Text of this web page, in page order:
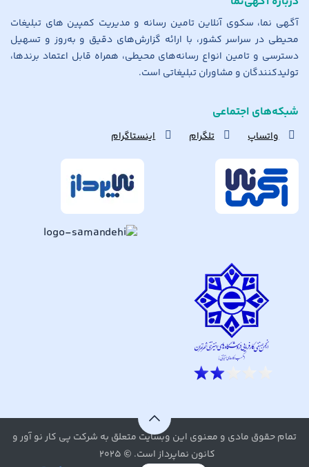
آگهی نما، سکوی آنلاین تامین رسانه و مدیریت کمپین های تبلیغات
محیطی در سراسر کشور، با ارائه گزارش‌های دقیق و به‌روز و تسهیل
دسترسی و تامین انواع رسانه‌های محیطی، همراه قابل اعتماد برندها،
تولیدکنندگان و مشاوران تبلیغاتی است.
شبکه‌های اجتماعی
واتساپ تلگرام اینستاگرام
تمام حقوق مادی و معنوی این وبسایت متعلق به شرکت پی کار نو آور و
کانون نماپرداز است. © ۲۰۲۵